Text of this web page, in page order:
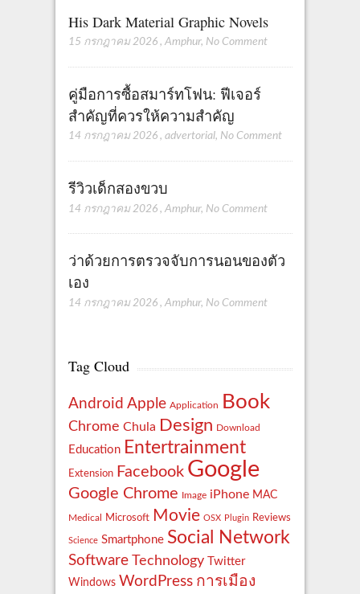
His Dark Material Graphic Novels
15 กรกฎาคม 2026 , Amphur, No Comment
คู่มือการซื้อสมาร์ทโฟน: ฟีเจอร์
สำคัญที่ควรให้ความสำคัญ
14 กรกฎาคม 2026 , advertorial, No Comment
รีวิวเด็กสองขวบ
14 กรกฎาคม 2026 , Amphur, No Comment
ว่าด้วยการตรวจจับการนอนของตัว
เอง
14 กรกฎาคม 2026 , Amphur, No Comment
Tag Cloud
Android Apple Application Book
Chrome Chula Design Download
Education Entertrainment
Extension Facebook Google
Google Chrome Image iPhone MAC
Medical Microsoft Movie OSX Plugin Reviews
Science Smartphone Social Network
Software Technology
Twitter
Windows WordPress การเมือง